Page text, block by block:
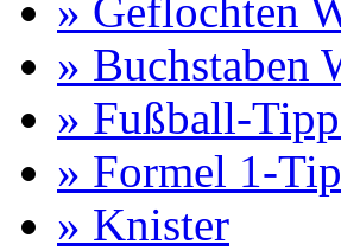
» Geflochten
» Buchstaben
» Fußball-
» Formel 1-
» Knister